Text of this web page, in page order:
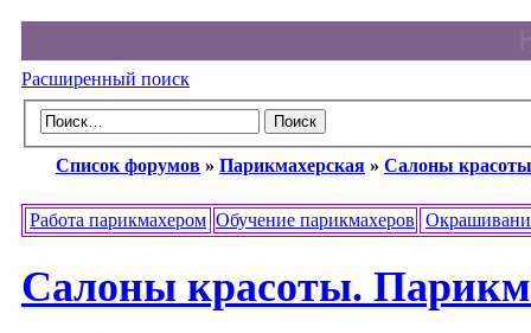
Расширенный поиск
Список форумов » Парикмахерская » Салоны
Работа парикмахером Обучение парикмахеров
Салоны красоты.